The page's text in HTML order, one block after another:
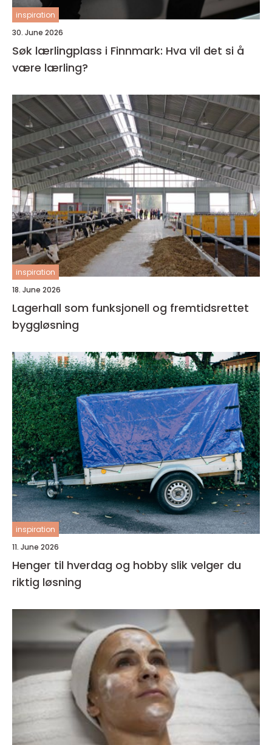
inspiration
30. June 2026
Søk lærlingplass i Finnmark: Hva vil det si å
være lærling?
inspiration
18. June 2026
Lagerhall som funksjonell og fremtidsrettet
byggløsning
inspiration
11. June 2026
Henger til hverdag og hobby slik velger du
riktig løsning